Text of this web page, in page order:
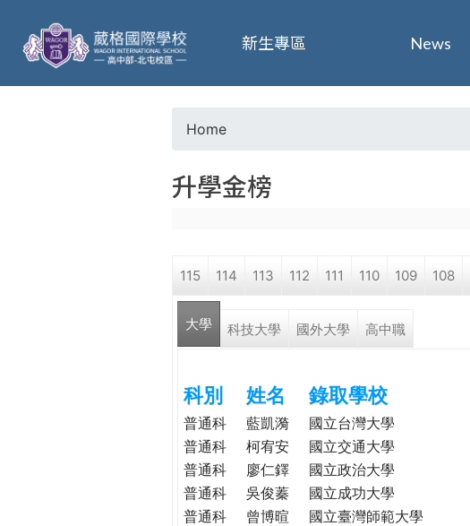
葳
格
o
a
r
h
e
r
Home
升學金榜
115 114 113 112 111 110 109 108
大學 (active tab)
科技大學 國外大學 高中職
科別 姓名 錄取學校
普通科 藍凱漪 國立台灣大學
普通科
柯宥安 國立交通大學
普通科
廖仁鐸 國立政治大學
普通科
吳俊蓁 國立成功大學
普通科
曾博暄 國立臺灣師範大學
新生專區 News